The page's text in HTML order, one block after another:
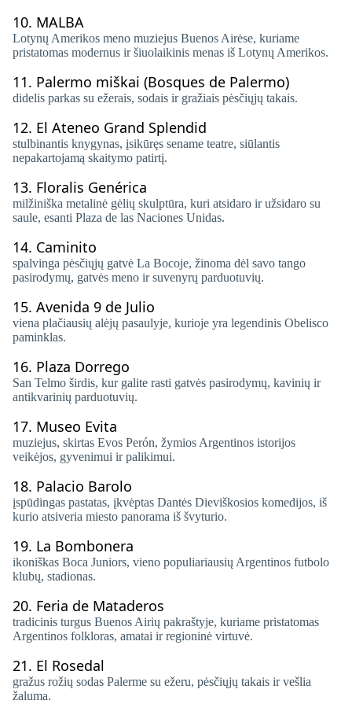
10. MALBA
Lotynų Amerikos meno muziejus Buenos Airėse, kuriame
pristatomas modernus ir šiuolaikinis menas iš Lotynų Amerikos.
11. Palermo miškai (Bosques de Palermo)
didelis parkas su ežerais, sodais ir gražiais pėsčiųjų takais.
12. El Ateneo Grand Splendid
stulbinantis knygynas, įsikūręs sename teatre, siūlantis
nepakartojamą skaitymo patirtį.
13. Floralis Genérica
milžiniška metalinė gėlių skulptūra, kuri atsidaro ir užsidaro su
saule, esanti Plaza de las Naciones Unidas.
14. Caminito
spalvinga pėsčiųjų gatvė La Bocoje, žinoma dėl savo tango
pasirodymų, gatvės meno ir suvenyrų parduotuvių.
15. Avenida 9 de Julio
viena plačiausių alėjų pasaulyje, kurioje yra legendinis Obelisco
paminklas.
16. Plaza Dorrego
San Telmo širdis, kur galite rasti gatvės pasirodymų, kavinių ir
antikvarinių parduotuvių.
17. Museo Evita
muziejus, skirtas Evos Perón, žymios Argentinos istorijos
veikėjos, gyvenimui ir palikimui.
18. Palacio Barolo
įspūdingas pastatas, įkvėptas Dantės Dieviškosios komedijos, iš
kurio atsiveria miesto panorama iš švyturio.
19. La Bombonera
ikoniškas Boca Juniors, vieno populiariausių Argentinos futbolo
klubų, stadionas.
20. Feria de Mataderos
tradicinis turgus Buenos Airių pakraštyje, kuriame pristatomas
Argentinos folkloras, amatai ir regioninė virtuvė.
21. El Rosedal
gražus rožių sodas Palerme su ežeru, pėsčiųjų takais ir vešlia
žaluma.